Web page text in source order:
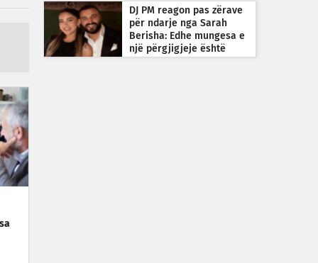
DJ PM reagon pas zërave
për ndarje nga Sarah
Berisha: Edhe mungesa e
një përgjigjeje është